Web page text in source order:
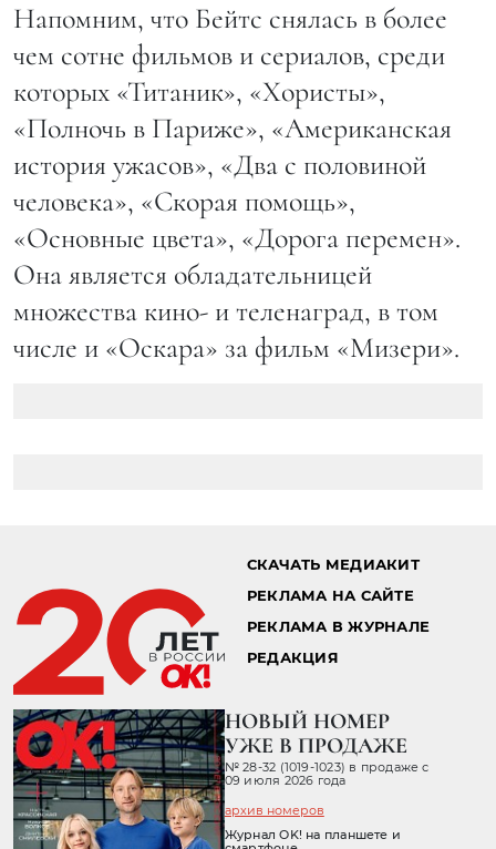
Напомним, что Бейтс снялась в более
чем сотне фильмов и сериалов, среди
которых «Титаник», «Хористы»,
«Полночь в Париже», «Американская
история ужасов», «Два с половиной
человека», «Скорая помощь»,
«Основные цвета», «Дорога перемен».
Она является обладательницей
множества кино- и теленаград, в том
числе и «Оскара» за фильм «Мизери».
СКАЧАТЬ МЕДИАКИТ
РЕКЛАМА НА САЙТЕ
РЕКЛАМА В ЖУРНАЛЕ
РЕДАКЦИЯ
НОВЫЙ НОМЕР
УЖЕ В ПРОДАЖЕ
№ 28-32 (1019-1023) в продаже с
09 июля 2026 года
архив номеров
Журнал OK! на планшете и